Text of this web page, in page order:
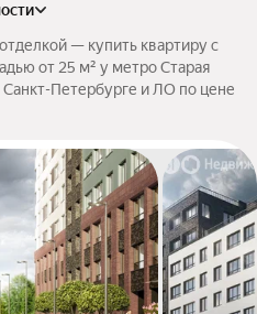
— купить квартиру с
от 25 м² у метро Старая
Петербурге и ЛО по цене